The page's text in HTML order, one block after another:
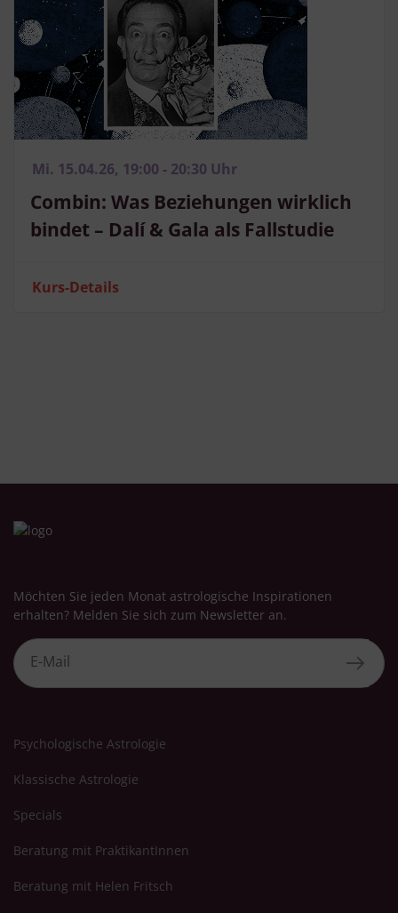
Mi. 15.04.26, 19:00 - 20:30 Uhr
Combin: Was Beziehungen wirklich
bindet – Dalí & Gala als Fallstudie
Kurs-Details
Möchten Sie jeden Monat astrologische Inspirationen
erhalten? Melden Sie sich zum Newsletter an.
Psychologische Astrologie
Klassische Astrologie
Specials
Beratung mit PraktikantInnen
Beratung mit Helen Fritsch